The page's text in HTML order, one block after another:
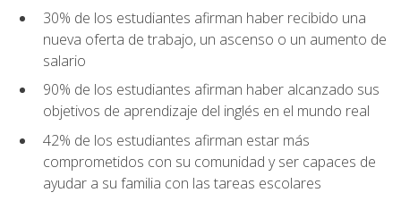
30% de los estudiantes afirman haber recibido una
nueva oferta de trabajo, un ascenso o un aumento de
salario
90% de los estudiantes afirman haber alcanzado sus
objetivos de aprendizaje del inglés en el mundo real
42% de los estudiantes afirman estar más
comprometidos con su comunidad y ser capaces de
ayudar a su familia con las tareas escolares